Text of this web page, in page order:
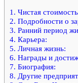
1. Чистая
2. Подробности о
3. Ранний период
4. Карьера:
5. Личная жизнь:
6. Награды и
7. Биография:
8. Другие